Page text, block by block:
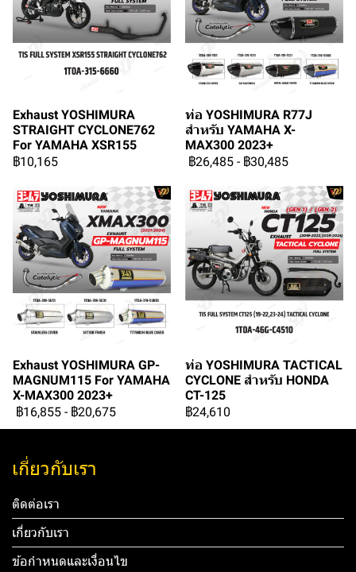
Exhaust YOSHIMURA
STRAIGHT CYCLONE762
For YAMAHA XSR155
฿10,165
ท่อ YOSHIMURA R77J
สำหรับ YAMAHA X-
MAX300 2023+
฿26,485 - ฿30,485
Exhaust YOSHIMURA GP-
MAGNUM115 For YAMAHA
X-MAX300 2023+
฿16,855 - ฿20,675
ท่อ YOSHIMURA TACTICAL
CYCLONE สำหรับ HONDA
CT-125
฿24,610
เกี่ยวกับเรา
ติดต่อเรา
เกี่ยวกับเรา
ข้อกำหนดและเงื่อนไข